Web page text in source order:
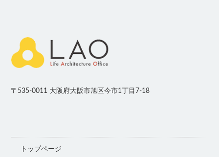
〒535-0011 大阪府大阪市旭区今市1丁目7-18
トップページ